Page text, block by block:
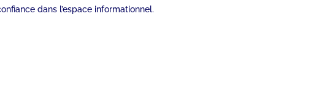
dans l’espace informationnel.